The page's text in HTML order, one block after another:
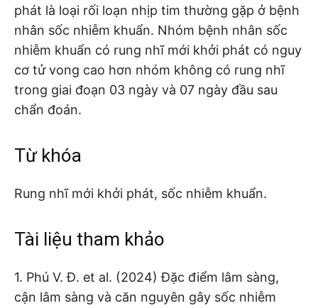
phát là loại rối loạn nhịp tim thường gặp ở bệnh
nhân sốc nhiễm khuẩn. Nhóm bệnh nhân sốc
nhiễm khuẩn có rung nhĩ mới khởi phát có nguy
cơ tử vong cao hơn nhóm không có rung nhĩ
trong giai đoạn 03 ngày và 07 ngày đầu sau
chẩn đoán.
Từ khóa
Rung nhĩ mới khởi phát, sốc nhiễm khuẩn.
Tài liệu tham khảo
1. Phú V. Đ. et al. (2024) Đặc điểm lâm sàng,
cận lâm sàng và căn nguyên gây sốc nhiễm